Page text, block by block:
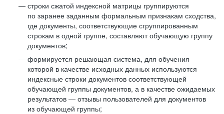
строки сжатой индексной матрицы группируются
по заранее заданным формальным признакам сходства,
где документы, соответствующие сгруппированным
строкам в одной группе, составляют обучающую группу
документов;
формируется решающая система, для обучения
которой в качестве исходных данных используются
индексные строки документов соответствующей
обучающей группы документов, а в качестве ожидаемых
результатов — отзывы пользователей для документов
из обучающей группы;